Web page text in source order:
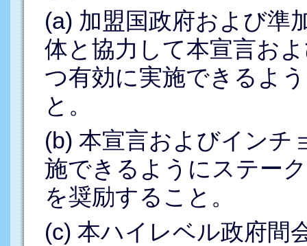
(a) 加盟国政府および準
体と協力して本宣言お
つ有効に実施できるよ
と。
(b) 本宣言およびインチ
施できるようにステー
を奨励すること。
(c) 本ハイレベル政府間